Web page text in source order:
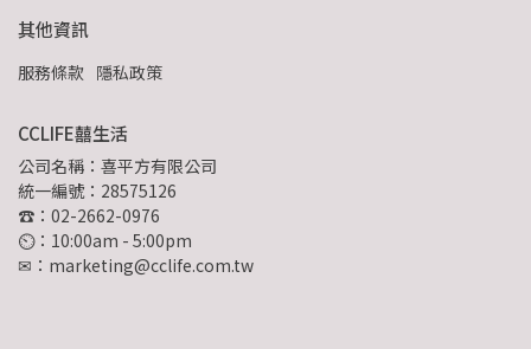
其他資訊
服務條款 隱私政策
CCLIFE囍生活
公司名稱：喜平方有限公司
統一編號：28575126
☎：02-2662-0976
⏲︎：10:00am - 5:00pm
✉：marketing@cclife.com.tw